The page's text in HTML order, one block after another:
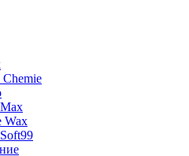
Wax